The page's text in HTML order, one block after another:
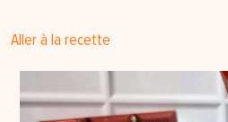
Aller à la recette